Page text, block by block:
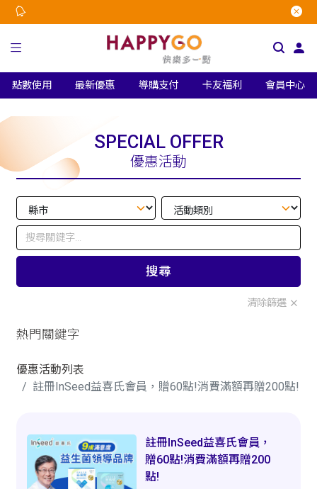
點數使用 最新優惠 導購支付 卡友福利 會員中心
SPECIAL OFFER
優惠活動
搜尋
清除篩選
熱門關鍵字
優惠活動列表
註冊InSeed益喜氏會員，贈60點!消費滿額再贈200點!
註冊InSeed益喜氏會員，
贈60點!消費滿額再贈200
點!